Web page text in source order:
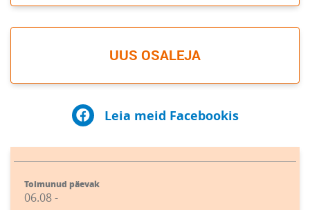
UUS OSALEJA
Leia meid Facebookis
Toimunud päevak
06.08 -